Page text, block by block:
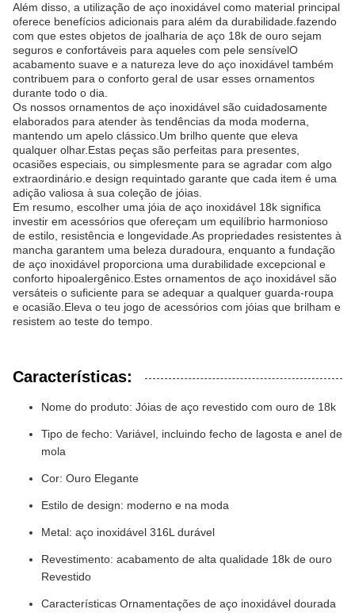
Além disso, a utilização de aço inoxidável como material principal
oferece benefícios adicionais para além da durabilidade.fazendo
com que estes objetos de joalharia de aço 18k de ouro sejam
seguros e confortáveis para aqueles com pele sensívelO
acabamento suave e a natureza leve do aço inoxidável também
contribuem para o conforto geral de usar esses ornamentos
durante todo o dia.
Os nossos ornamentos de aço inoxidável são cuidadosamente
elaborados para atender às tendências da moda moderna,
mantendo um apelo clássico.Um brilho quente que eleva
qualquer olhar.Estas peças são perfeitas para presentes,
ocasiões especiais, ou simplesmente para se agradar com algo
extraordinário.e design requintado garante que cada item é uma
adição valiosa à sua coleção de jóias.
Em resumo, escolher uma jóia de aço inoxidável 18k significa
investir em acessórios que ofereçam um equilíbrio harmonioso
de estilo, resistência e longevidade.As propriedades resistentes à
mancha garantem uma beleza duradoura, enquanto a fundação
de aço inoxidável proporciona uma durabilidade excepcional e
conforto hipoalergênico.Estes ornamentos de aço inoxidável são
versáteis o suficiente para se adequar a qualquer guarda-roupa
e ocasião.Eleva o teu jogo de acessórios com jóias que brilham e
resistem ao teste do tempo.
Características:
Nome do produto: Jóias de aço revestido com ouro de 18k
Tipo de fecho: Variável, incluindo fecho de lagosta e anel de
mola
Cor: Ouro Elegante
Estilo de design: moderno e na moda
Metal: aço inoxidável 316L durável
Revestimento: acabamento de alta qualidade 18k de ouro
Revestido
Características Ornamentações de aço inoxidável dourada